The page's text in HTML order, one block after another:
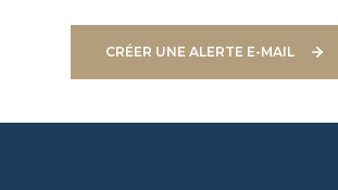
CRÉER UNE ALERTE E-MAIL